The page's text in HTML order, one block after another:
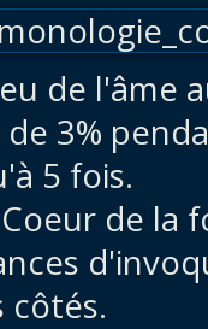
de l'âme
3%
5 fois.
de la
côtés.